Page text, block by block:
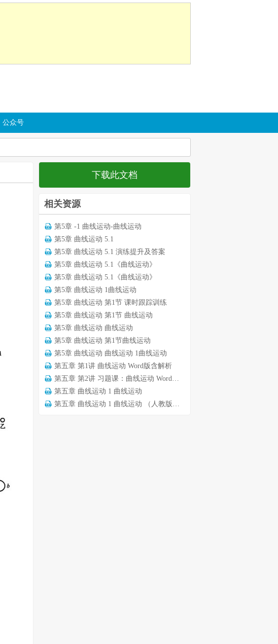
公众号
下载此文档
相关资源
第5章 -1 曲线运动-曲线运动
第5章 曲线运动 5.1
第5章 曲线运动 5.1 演练提升及答案
第5章 曲线运动 5.1《曲线运动》
第5章 曲线运动 5.1《曲线运动》
第5章 曲线运动 1曲线运动
第5章 曲线运动 第1节 课时跟踪训练
第5章 曲线运动 第1节 曲线运动
第5章 曲线运动 曲线运动
第5章 曲线运动 第1节曲线运动
第5章 曲线运动 曲线运动 1曲线运动
第五章 第1讲 曲线运动 Word版含解析
第五章 第2讲 习题课：曲线运动 Word版含解析
第五章 曲线运动 1 曲线运动
第五章 曲线运动 1 曲线运动 （人教版必修2）